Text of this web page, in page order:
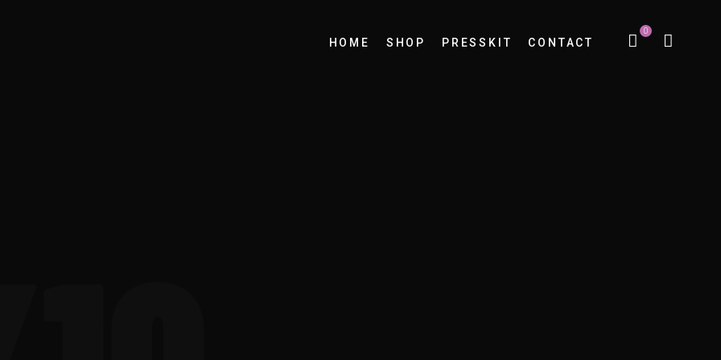
0
HOME SHOP PRESSKIT CONTACT